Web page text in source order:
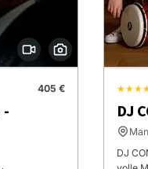
405 €
DJ
DJ